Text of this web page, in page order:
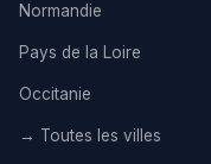
Normandie
Pays de la Loire
Occitanie
→ Toutes les villes